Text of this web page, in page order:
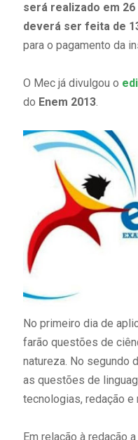
será realizado em
deverá ser feita de
para o pagamento da
O Mec já divulgou o
do Enem 2013.
No primeiro dia de
farão questões de
natureza. No segundo
as questões de
tecnologias, redação e
Em relação à redação